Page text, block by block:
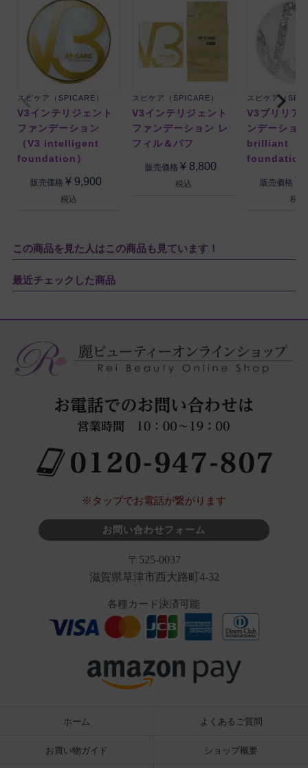
スピケア（SPICARE）
V3インテリジェント
ファンデーション
（V3 intelligent
foundation）
販売価格 ¥ 9,900
税込
スピケア（SPICARE）
V3インテリジェント
ファンデーション レ
フィル＆パフ
販売価格 ¥ 8,800
税込
スピケア（
V3ブリリア
ンデーショ
brilliant
foundation
販売価格 ¥
税込
この商品を見た人はこの商品も見ています！
最近チェックした商品
※タップでお電話が繋がります
お問い合わせフォーム
〒525-0037
滋賀県草津市西大路町4-32
各種カード決済可能
ホーム よくあるご質問
お買い物ガイド ショップ概要